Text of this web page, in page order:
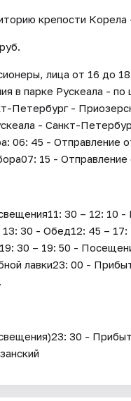
крепости Корела
лица от 16 до 18
в парке Рускеала - по
Петербург -
- Санкт-
06: 45 - Отправление
15 - Отправление
30 – 12: 10 -
13: 30 - Обед12: 45 – 17:
30 – 19: 50 -
лавки23: 00 -
30 -